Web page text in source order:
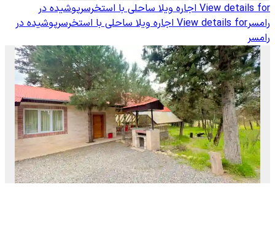
View details for اجاره ویلا ساحلی با استخرسرپوشیده در
رامسرView details for اجاره ویلا ساحلی با استخرسرپوشیده در
رامسر